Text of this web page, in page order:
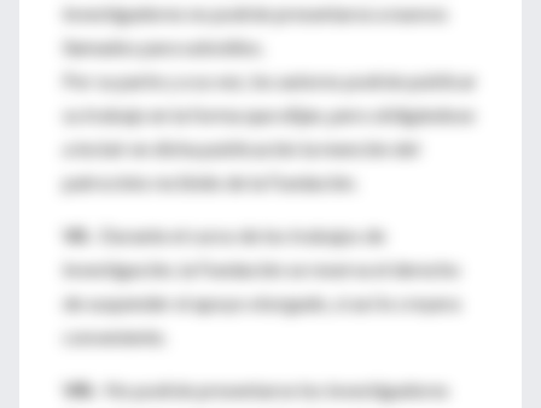
investigadores no podrán presentarse a nuevos
llamados para subsidios.
Por su parte y a su vez, los autores podrán publicar
su trabajo en la forma que elijan, pero obligándose
a incluir en dicha publicación la mención del
patrocinio recibido de la Fundación.
VII.-
Durante el curso de los trabajos de
investigación, la Fundación se reserva el derecho
de suspender el apoyo otorgado, si así lo creyera
conveniente.
VIII.-
No podrán presentarse los investigadores